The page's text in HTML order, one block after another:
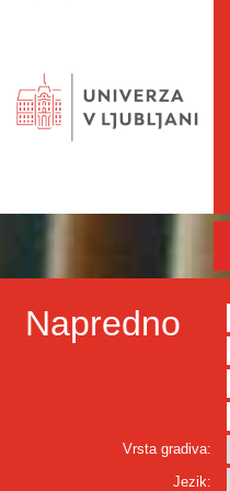
Napredno
Vrsta gradiva:
Jezik: